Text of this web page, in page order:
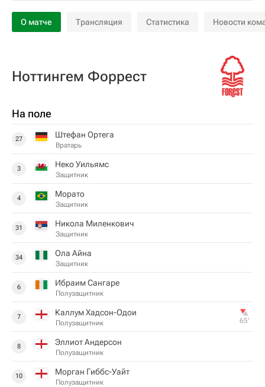
О матче Трансляция Статистика Новости
Ноттингем Форрест
На поле
27 Штефан Ортега
Вратарь
3 Неко Уильямс
Защитник
4 Морато
Защитник
31 Никола Миленкович
Защитник
34 Ола Айна
Защитник
6 Ибраим Сангаре
Полузащитник
7 Каллум Хадсон-Одои
Полузащитник 65‎’‎
8 Эллиот Андерсон
Полузащитник
10 Морган Гиббс-Уайт
Полузащитник